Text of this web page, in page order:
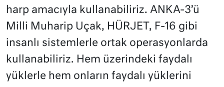
harp amacıyla kullanabiliriz. ANKA-3’ü
Milli Muharip Uçak, HÜRJET, F-16 gibi
insanlı sistemlerle ortak operasyonlarda
kullanabiliriz. Hem üzerindeki faydalı
yüklerle hem onların faydalı yüklerini